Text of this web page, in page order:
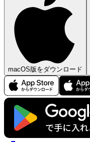
macOS版をダウンロード